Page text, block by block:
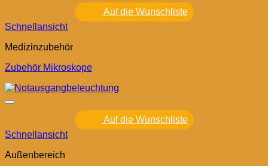
Auf die Wunschliste
Schnellansicht
Medizinzubehör
Zubehör Mikroskope
Auf die Wunschliste
Schnellansicht
Außenbereich